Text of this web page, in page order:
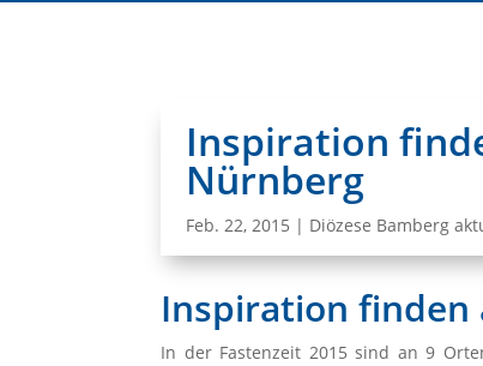
Inspiration
Nürnberg
Feb. 22, 2015 | Diözese Bamberg
Inspiration finden
In der Fastenzeit 2015 sind an 9